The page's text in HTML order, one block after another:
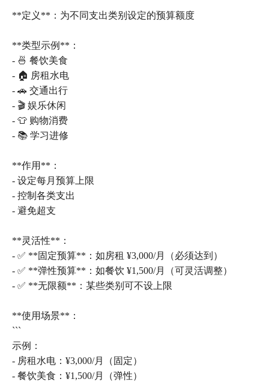
**定义**：为不同支出类别设定的预算额度
**类型示例**：
- 🍜 餐饮美食
- 🏠 房租水电
- 🚗 交通出行
- 🎬 娱乐休闲
- 👕 购物消费
- 📚 学习进修
**作用**：
- 设定每月预算上限
- 控制各类支出
- 避免超支
**灵活性**：
- ✅ **固定预算**：如房租 ¥3,000/月（必须达到）
- ✅ **弹性预算**：如餐饮 ¥1,500/月（可灵活调整）
- ✅ **无限额**：某些类别可不设上限
**使用场景**：
```
示例：
- 房租水电：¥3,000/月（固定）
- 餐饮美食：¥1,500/月（弹性）